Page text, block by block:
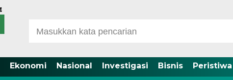
Ekonomi Nasional Investigasi Bisnis Peristiwa